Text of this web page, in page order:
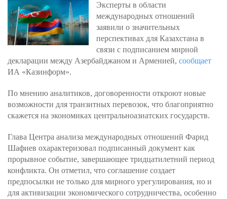
Эксперты в области
международных отношений
заявили о значительных
перспективах для Казахстана в
связи с подписанием мирной
декларации между Азербайджаном и Арменией, сообщает
ИА «Казинформ».
По мнению аналитиков, договоренности откроют новые
возможности для транзитных перевозок, что благоприятно
скажется на экономиках центральноазиатских государств.
Глава Центра анализа международных отношений Фарид
Шафиев охарактеризовал подписанный документ как
прорывное событие, завершающее тридцатилетний период
конфликта. Он отметил, что соглашение создает
предпосылки не только для мирного урегулирования, но и
для активизации экономического сотрудничества, особенно